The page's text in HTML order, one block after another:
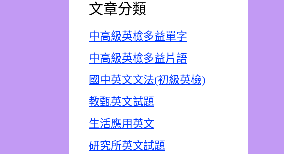
文章分類
中高級英檢多益單字
中高級英檢多益片語
國中英文文法(初級英檢)
教甄英文試題
生活應用英文
研究所英文試題